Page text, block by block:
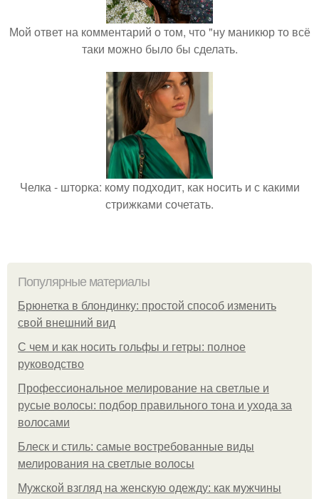
Мой ответ на комментарий о том, что "ну маникюр то всё
таки можно было бы сделать.
Челка - шторка: кому подходит, как носить и с какими
стрижками сочетать.
Популярные материалы
Брюнетка в блондинку: простой способ изменить
свой внешний вид
С чем и как носить гольфы и гетры: полное
руководство
Профессиональное мелирование на светлые и
русые волосы: подбор правильного тона и ухода за
волосами
Блеск и стиль: самые востребованные виды
мелирования на светлые волосы
Мужской взгляд на женскую одежду: как мужчины